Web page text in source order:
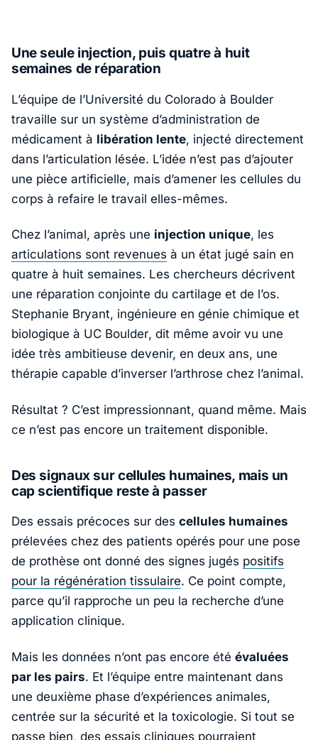
Une seule injection, puis quatre à huit
semaines de réparation
L’équipe de l’Université du Colorado à Boulder
travaille sur un système d’administration de
médicament à libération lente, injecté directement
dans l’articulation lésée. L’idée n’est pas d’ajouter
une pièce artificielle, mais d’amener les cellules du
corps à refaire le travail elles-mêmes.
Chez l’animal, après une injection unique, les
articulations sont revenues à un état jugé sain en
quatre à huit semaines. Les chercheurs décrivent
une réparation conjointe du cartilage et de l’os.
Stephanie Bryant, ingénieure en génie chimique et
biologique à UC Boulder, dit même avoir vu une
idée très ambitieuse devenir, en deux ans, une
thérapie capable d’inverser l’arthrose chez l’animal.
Résultat ? C’est impressionnant, quand même. Mais
ce n’est pas encore un traitement disponible.
Des signaux sur cellules humaines, mais un
cap scientifique reste à passer
Des essais précoces sur des cellules humaines
prélevées chez des patients opérés pour une pose
de prothèse ont donné des signes jugés positifs
pour la régénération tissulaire. Ce point compte,
parce qu’il rapproche un peu la recherche d’une
application clinique.
Mais les données n’ont pas encore été évaluées
par les pairs. Et l’équipe entre maintenant dans
une deuxième phase d’expériences animales,
centrée sur la sécurité et la toxicologie. Si tout se
passe bien, des essais cliniques pourraient